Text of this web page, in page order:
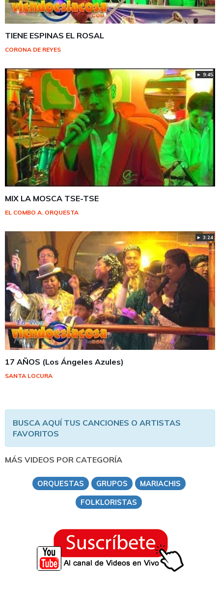
TIENE ESPINAS EL ROSAL
CORONA DE REYES
► 9:45
MIX LA MOSCA TSE-TSE
EL COMBO A. ORQUESTA
► 3:24
17 AÑOS (Los Ángeles Azules)
SANTA LOCURA
BUSCA AQUÍ TUS CANCIONES O ARTISTAS
FAVORITOS
MÁS VIDEOS POR CATEGORÍA
ORQUESTAS GRUPOS
MARIACHIS
FOLKLORISTAS